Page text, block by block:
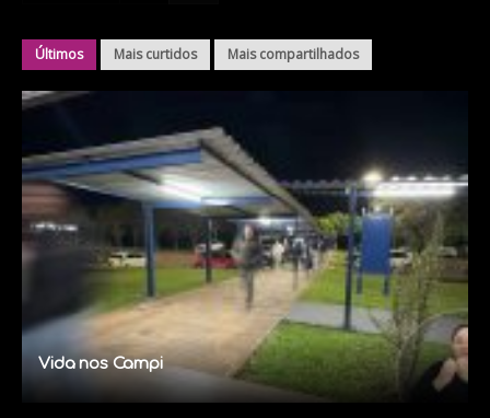
Últimos Mais curtidos Mais compartilhados
Vida nos Campi